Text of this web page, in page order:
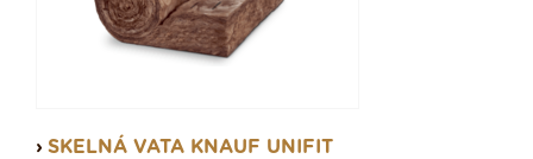
SKELNÁ VATA KNAUF UNIFIT